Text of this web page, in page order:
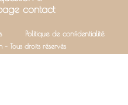
contact
Politique de confidentialité
Tous droits réservés